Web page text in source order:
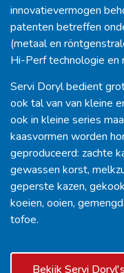
innovatievermogen
patenten betreffen
(metaal en
Hi-Perf technologie en
Servi Doryl bedient
ook tal van van kleine
ook in kleine series
kaasvormen worden
geproduceerd: zachte
gewassen korst,
geperste kazen,
koeien, ooien,
tofoe.
Bekijk Servi